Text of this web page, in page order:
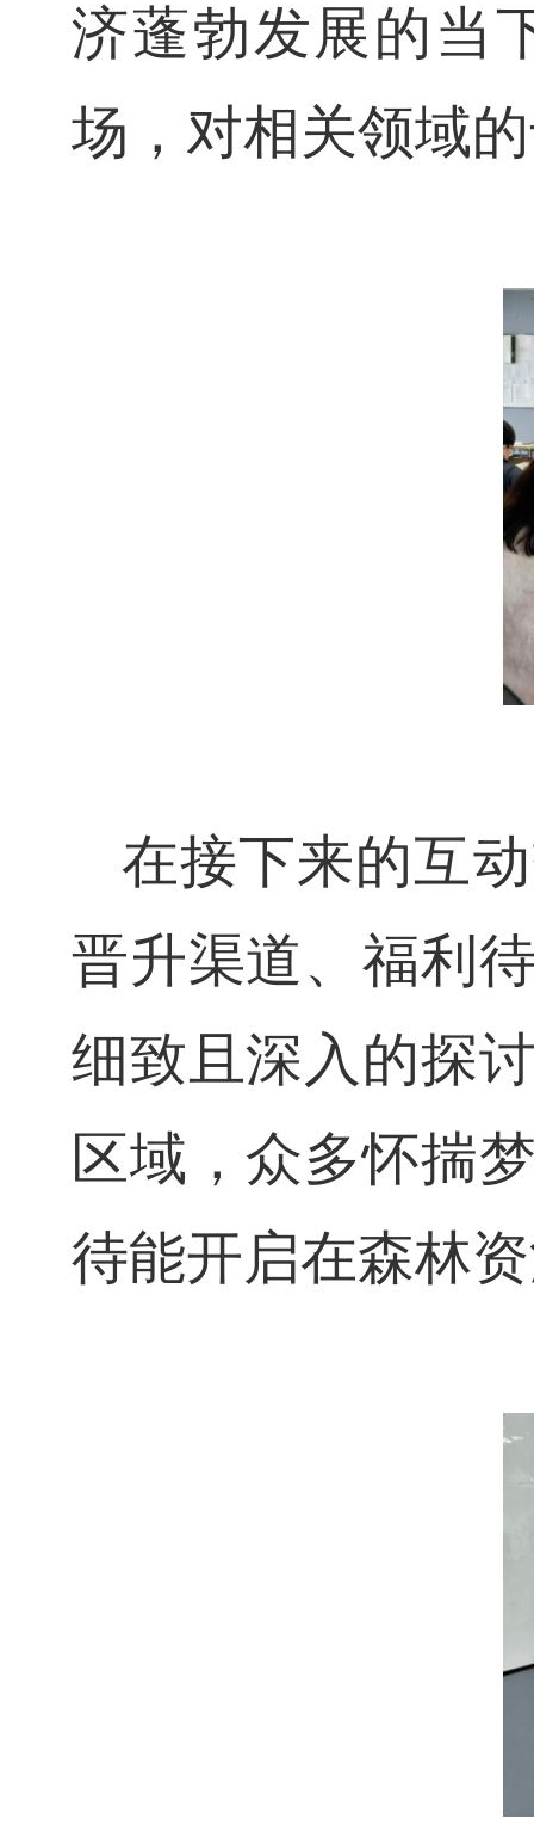
济蓬勃发展的当
场，对相关领域
在接下来的互
晋升渠道、福利
细致且深入的探
区域，众多怀揣
待能开启在森林